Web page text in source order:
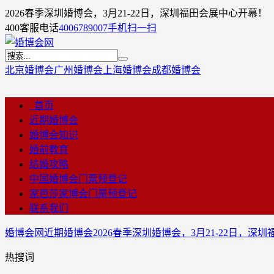
2026春季深圳婚博会，3月21-22日，深圳福田会展中心开幕！
400客服电话4006789007手机扫一扫
北京婚博会广州婚博会 上海婚博会成都婚博会
首页
近期婚博会
婚博会知识
婚前教育
结婚攻略
中国婚博会门票预登记
家芭莎家博会门票预登记
联系我们
婚博会网近期婚博会2026春季深圳婚博会，3月21-22日，深圳
热搜词